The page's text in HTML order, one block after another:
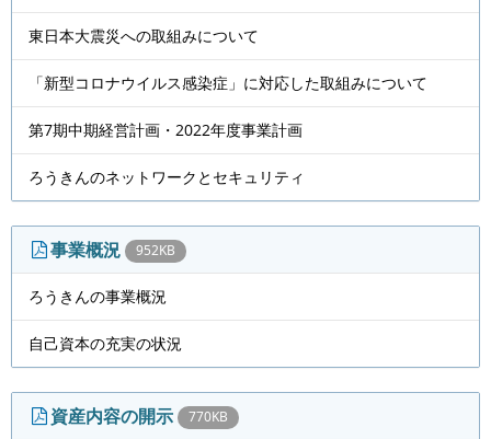
東日本大震災への取組みについて
「新型コロナウイルス感染症」に対応した取組みについて
第7期中期経営計画・2022年度事業計画
ろうきんのネットワークとセキュリティ
事業概況 952KB
ろうきんの事業概況
自己資本の充実の状況
資産内容の開示 770KB